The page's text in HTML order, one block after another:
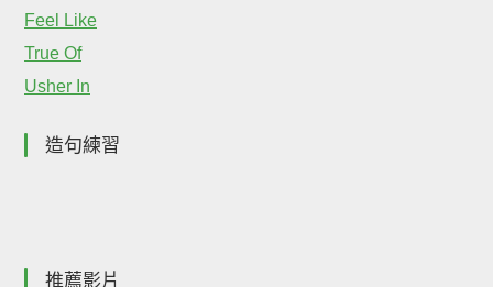
Feel Like
True Of
Usher In
造句練習
推薦影片